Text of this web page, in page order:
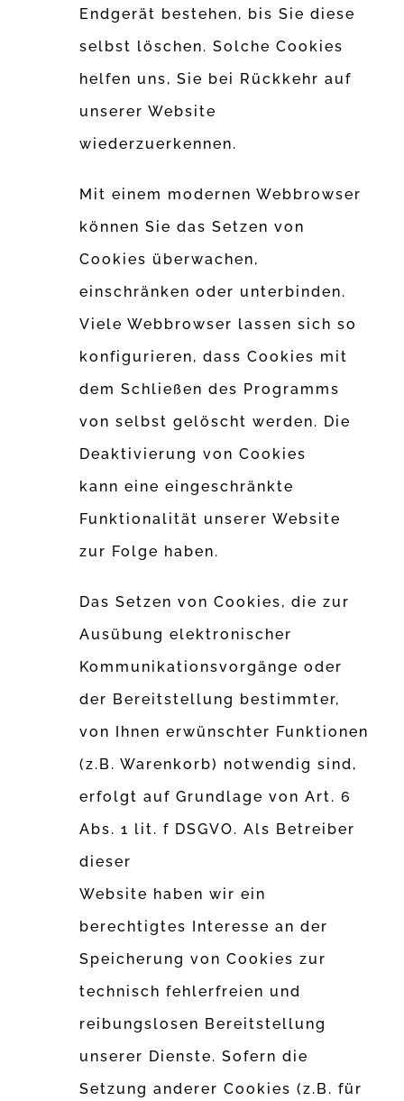
Endgerät bestehen, bis Sie diese
selbst löschen. Solche Cookies
helfen uns, Sie bei Rückkehr auf
unserer Website
wiederzuerkennen.
Mit einem modernen Webbrowser
können Sie das Setzen von
Cookies überwachen,
einschränken oder unterbinden.
Viele Webbrowser lassen sich so
konfigurieren, dass Cookies mit
dem Schließen des Programms
von selbst gelöscht werden. Die
Deaktivierung von Cookies
kann eine eingeschränkte
Funktionalität unserer Website
zur Folge haben.
Das Setzen von Cookies, die zur
Ausübung elektronischer
Kommunikationsvorgänge oder
der Bereitstellung bestimmter,
von Ihnen erwünschter Funktionen
(z.B. Warenkorb) notwendig sind,
erfolgt auf Grundlage von Art. 6
Abs. 1 lit. f DSGVO. Als Betreiber
dieser
Website haben wir ein
berechtigtes Interesse an der
Speicherung von Cookies zur
technisch fehlerfreien und
reibungslosen Bereitstellung
unserer Dienste. Sofern die
Setzung anderer Cookies (z.B. für